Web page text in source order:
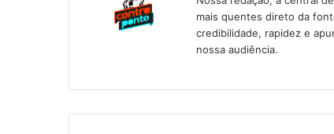
mais quentes direto da
credibilidade, rapidez e
nossa audiência.